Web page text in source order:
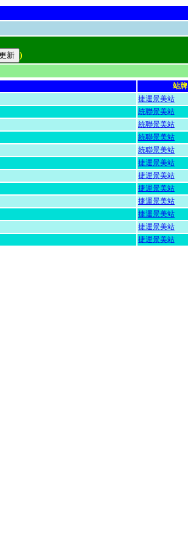
)
站牌
捷運景美站
統聯景美站
統聯景美站
統聯景美站
統聯景美站
捷運景美站
捷運景美站
捷運景美站
捷運景美站
捷運景美站
捷運景美站
捷運景美站